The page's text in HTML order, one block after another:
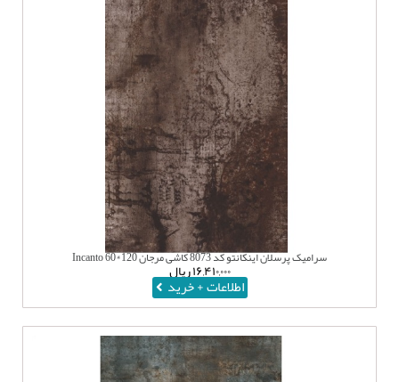
سرامیک پرسلان اینکانتو کد 8073 کاشی مرجان 120*60 Incanto
۱۶,۴۱۰,۰۰۰ریال
اطلاعات + خرید